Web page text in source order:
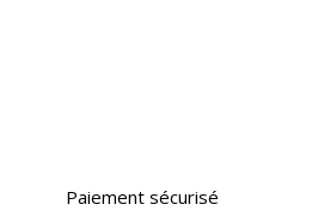
Paiement sécurisé